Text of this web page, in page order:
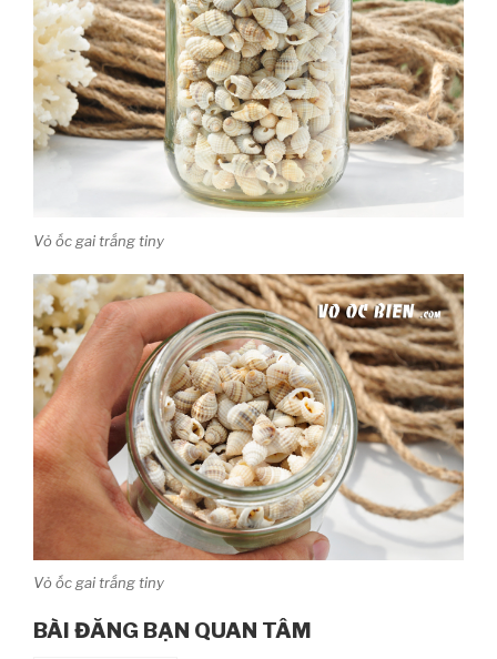
Vỏ ốc gai trắng tiny
Vỏ ốc gai trắng tiny
BÀI ĐĂNG BẠN QUAN TÂM